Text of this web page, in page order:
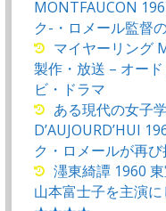
MONTFAUCON
ク-・ロメール監督
マイヤーリング
製作・放送 – オー
ビ・ドラマ
ある現代の女子
D’AUJOURD’HUI
ク・ロメールが再
濹東綺譚 1960
山本富士子を主演